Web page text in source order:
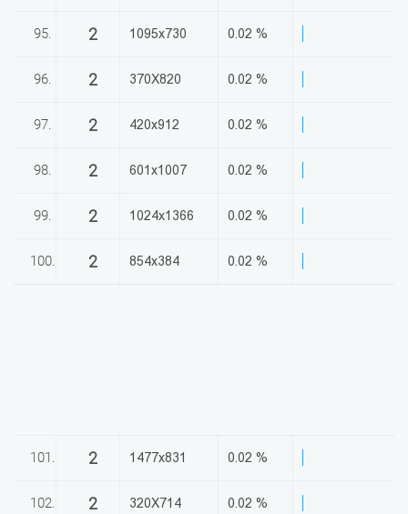
95. 2 1095x730 0.02 %
96. 2 370X820 0.02 %
97. 2 420x912 0.02 %
98. 2 601x1007 0.02 %
99. 2 1024x1366 0.02 %
100. 2 854x384 0.02 %
101. 2 1477x831 0.02 %
102. 2 320X714 0.02 %